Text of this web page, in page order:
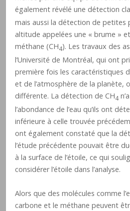
également révélé une détection
mais aussi la détection de petites
altitude appelées une « brume »
méthane (CH4). Les travaux des
l’Université de Montréal, qui ont
première fois les caractéristiques
et de l’atmosphère de la planète,
différente. La détection de CH4
l’abondance de l’eau qu’ils ont
inférieure à celle trouvée
ont également constaté que la
l’étude précédente pouvait être
à la surface de l’étoile, ce qui
considérer l’étoile dans l’analyse.
Alors que des molécules comme
carbone et le méthane peuvent